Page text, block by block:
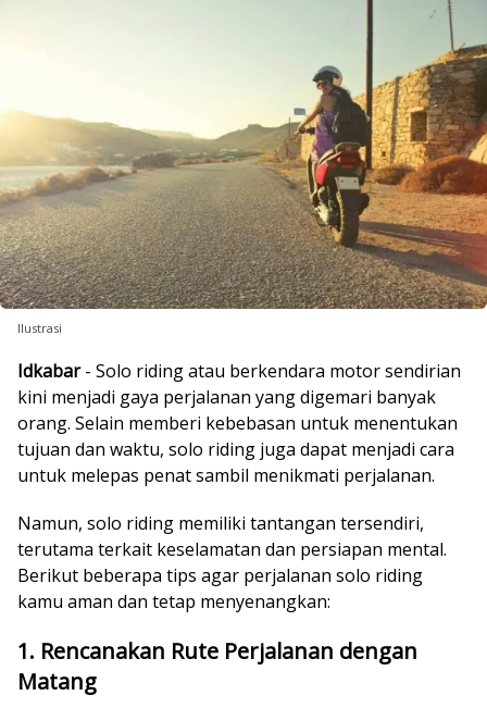
Ilustrasi
Idkabar- Solo riding atau berkendara motor sendirian
kini menjadi gaya perjalanan yang digemari banyak
orang. Selain memberi kebebasan untuk menentukan
tujuan dan waktu, solo riding juga dapat menjadi cara
untuk melepas penat sambil menikmati perjalanan.
Namun, solo riding memiliki tantangan tersendiri,
terutama terkait keselamatan dan persiapan mental.
Berikut beberapa tips agar perjalanan solo riding
kamu aman dan tetap menyenangkan:
1. Rencanakan Rute Perjalanan dengan
Matang